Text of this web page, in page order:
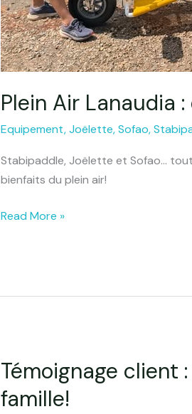
Plein Air Lanaudia
Equipement,Joëlette,Sofao,
Stabipaddle, Joëlette et Sofao…
bienfaits du plein air!
Read More »
Témoignage client
famille!
Témoignage